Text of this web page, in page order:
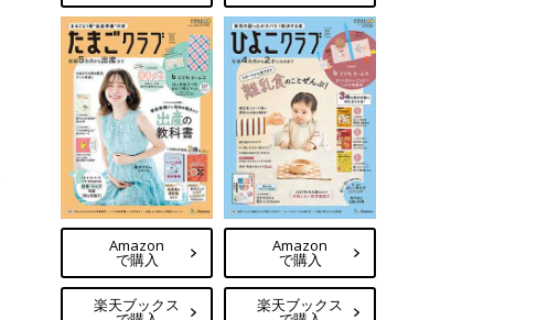
Amazon
で購入
楽天ブックス
Amazon
で購入
楽天ブックス